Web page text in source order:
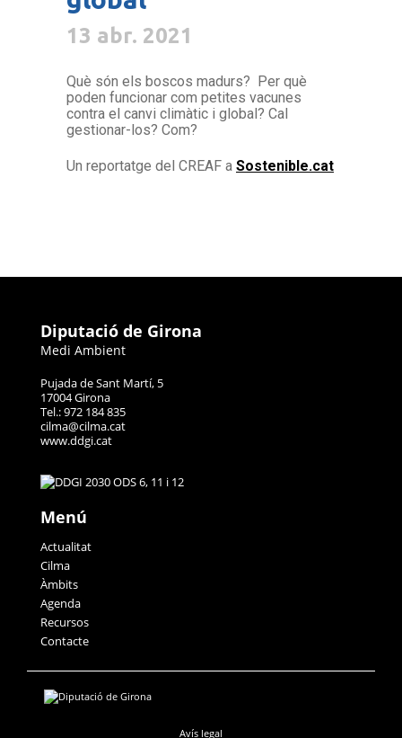
13 abr. 2021
Què són els boscos madurs? Per què
poden funcionar com petites vacunes
contra el canvi climàtic i global? Cal
gestionar-los? Com?
Un reportatge del CREAF a Sostenible.cat
Diputació de Girona
Medi Ambient
Pujada de Sant Martí, 5
17004 Girona
Tel.: 972 184 835
cilma@cilma.cat
www.ddgi.cat
Menú
Actualitat
Cilma
Àmbits
Agenda
Recursos
Contacte
Avís legal